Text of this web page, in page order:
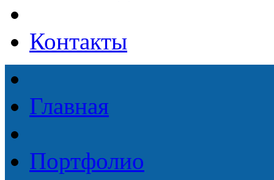
Контакты
Главная
Портфолио